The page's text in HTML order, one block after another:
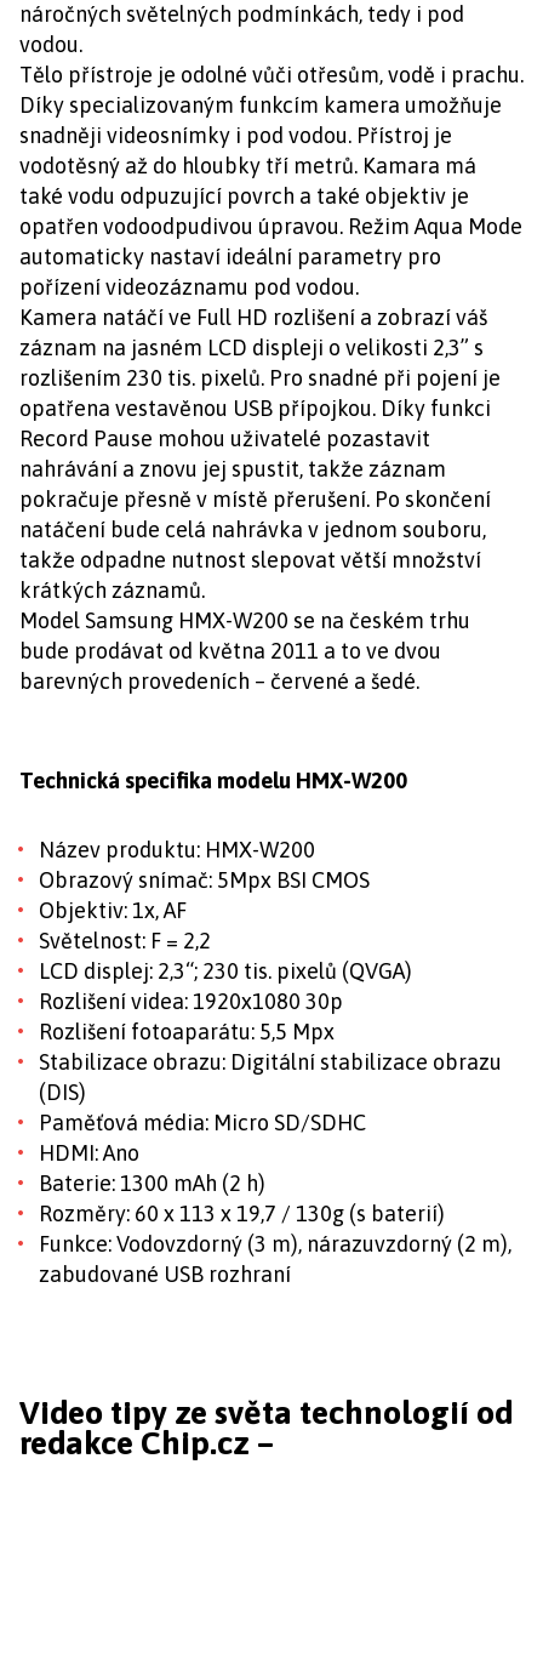
náročných světelných podmínkách, tedy i pod
vodou.
Tělo přístroje je odolné vůči otřesům, vodě i prachu.
Díky specializovaným funkcím kamera umožňuje
snadněji videosnímky i pod vodou. Přístroj je
vodotěsný až do hloubky tří metrů. Kamara má
také vodu odpuzující povrch a také objektiv je
opatřen vodoodpudivou úpravou. Režim Aqua Mode
automaticky nastaví ideální parametry pro
pořízení videozáznamu pod vodou.
Kamera natáčí ve Full HD rozlišení a zobrazí váš
záznam na jasném LCD displeji o velikosti 2,3” s
rozlišením 230 tis. pixelů. Pro snadné při pojení je
opatřena vestavěnou USB přípojkou. Díky funkci
Record Pause mohou uživatelé pozastavit
nahrávání a znovu jej spustit, takže záznam
pokračuje přesně v místě přerušení. Po skončení
natáčení bude celá nahrávka v jednom souboru,
takže odpadne nutnost slepovat větší množství
krátkých záznamů.
Model Samsung HMX-W200 se na českém trhu
bude prodávat od května 2011 a to ve dvou
barevných provedeních – červené a šedé.
Technická specifika modelu HMX-W200
Název produktu: HMX-W200
Obrazový snímač: 5Mpx BSI CMOS
Objektiv: 1x, AF
Světelnost: F = 2,2
LCD displej: 2,3“; 230 tis. pixelů (QVGA)
Rozlišení videa: 1920x1080 30p
Rozlišení fotoaparátu: 5,5 Mpx
Stabilizace obrazu: Digitální stabilizace obrazu
(DIS)
Paměťová média: Micro SD/SDHC
HDMI: Ano
Baterie: 1300 mAh (2 h)
Rozměry: 60 x 113 x 19,7 / 130g (s baterií)
Funkce: Vodovzdorný (3 m), nárazuvzdorný (2 m),
zabudované USB rozhraní
Video tipy ze světa technologií od
redakce Chip.cz –